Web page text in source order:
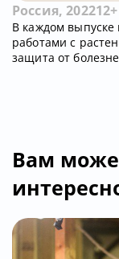
Россия, 202212+
В каждом
работами с
защита от
Вам